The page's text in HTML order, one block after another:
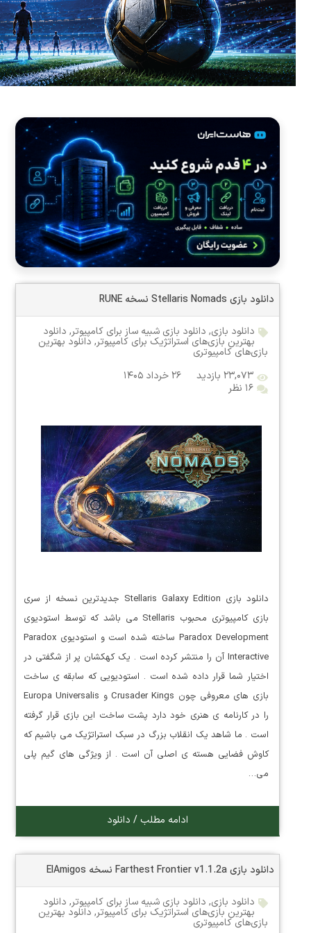
دانلود بازی Stellaris Nomads نسخه RUNE
دانلود بازی, دانلود بازی شبیه ساز برای کامپیوتر, دانلود
بهترین بازی‌های استراتژیک برای کامپیوتر, دانلود بهترین
بازی‌های کامپیوتری
۲۳,۰۷۳ بازدید
۲۶ خرداد ۱۴۰۵
۱۶ نظر
دانلود بازی Stellaris Galaxy Edition جدیدترین نسخه از سری
بازی کامپیوتری محبوب Stellaris می باشد که توسط استودیوی
Paradox Development ساخته شده است و استودیوی Paradox
Interactive آن را منتشر کرده است . یک کهکشان پر از شگفتی در
اختیار شما قرار داده شده است . استودیویی که سابقه ی ساخت
بازی های معروفی چون Crusader Kings و Europa Universalis
را در کارنامه ی هنری خود دارد پشت ساخت این بازی قرار گرفته
است . ما شاهد یک انقلاب بزرگ در سبک استراتژیک می باشیم که
کاوش فضایی هسته ی اصلی آن است . از ویژگی های گیم پلی
می…
ادامه مطلب / دانلود
دانلود بازی Farthest Frontier v1.1.2a نسخه ElAmigos
دانلود بازی, دانلود بازی شبیه ساز برای کامپیوتر, دانلود
بهترین بازی‌های استراتژیک برای کامپیوتر, دانلود بهترین
بازی‌های کامپیوتری